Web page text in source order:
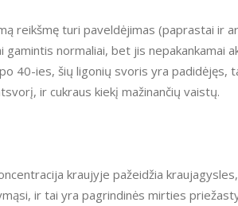
reikšmę turi paveldėjimas (paprastai ir
gamintis normaliai, bet jis nepakankamai
40-ies, šių ligonių svoris yra padidėjęs,
ir cukraus kiekį mažinančių vaistų.
kraujyje pažeidžia
ir tai yra pagrindinės mirties